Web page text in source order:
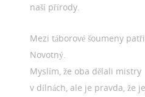
naší přírody.
Mezi táborové šoumeny
Novotný.
Myslím, že oba dělali mistry
v dílnách, ale je pravda, že